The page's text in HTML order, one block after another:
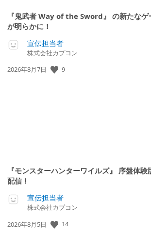
『鬼武者 Way of the Sword』 の新たなゲ
が明らかに！
宣伝担当者
株式会社カプコン
公
2026年8月7日 9
『モンスターハンターワイルズ』 序盤体験
配信！
宣伝担当者
株式会社カプコン
公
2026年8月5日 14